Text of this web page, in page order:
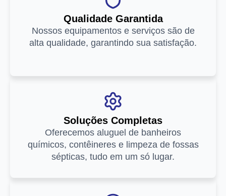
Qualidade Garantida
Nossos equipamentos e serviços são de
alta qualidade, garantindo sua satisfação.
Soluções Completas
Oferecemos aluguel de banheiros
químicos, contêineres e limpeza de fossas
sépticas, tudo em um só lugar.